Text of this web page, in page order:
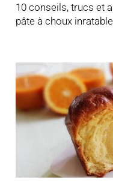
10 conseils, trucs et
pâte à choux